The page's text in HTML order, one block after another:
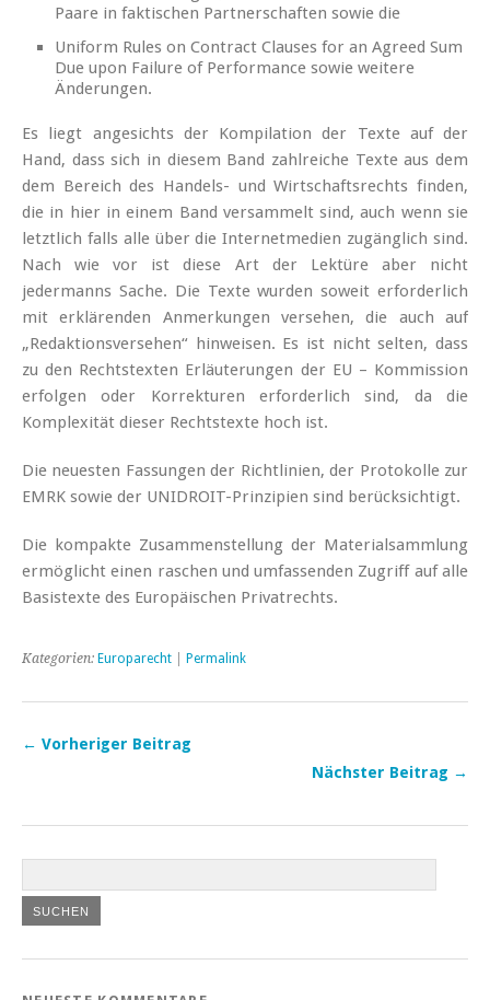
Paare in faktischen Partnerschaften sowie die
Uniform Rules on Contract Clauses for an Agreed Sum
Due upon Failure of Performance sowie weitere
Änderungen.
Es liegt angesichts der Kompilation der Texte auf der
Hand, dass sich in diesem Band zahlreiche Texte aus dem
dem Bereich des Handels- und Wirtschaftsrechts finden,
die in hier in einem Band versammelt sind, auch wenn sie
letztlich falls alle über die Internetmedien zugänglich sind.
Nach wie vor ist diese Art der Lektüre aber nicht
jedermanns Sache. Die Texte wurden soweit erforderlich
mit erklärenden Anmerkungen versehen, die auch auf
„Redaktionsversehen“ hinweisen. Es ist nicht selten, dass
zu den Rechtstexten Erläuterungen der EU – Kommission
erfolgen oder Korrekturen erforderlich sind, da die
Komplexität dieser Rechtstexte hoch ist.
Die neuesten Fassungen der Richtlinien, der Protokolle zur
EMRK sowie der UNIDROIT-Prinzipien sind berücksichtigt.
Die kompakte Zusammenstellung der Materialsammlung
ermöglicht einen raschen und umfassenden Zugriff auf alle
Basistexte des Europäischen Privatrechts.
Kategorien: Europarecht Permalink
← Vorheriger Beitrag
Nächster Beitrag →